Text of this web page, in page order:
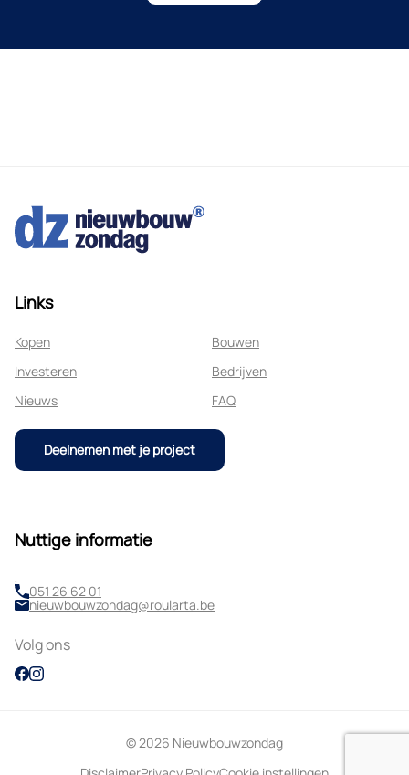
Links
Kopen
Bouwen
Investeren
Bedrijven
Nieuws
FAQ
Deelnemen met je project
Nuttige informatie
,
051 26 62 01
nieuwbouwzondag@roularta.be
Volg ons
© 2026 Nieuwbouwzondag